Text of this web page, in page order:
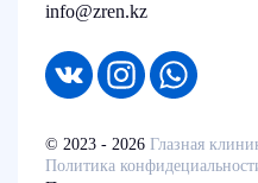
info@zren.kz
© 2023 - 2026 Глазная
Политика